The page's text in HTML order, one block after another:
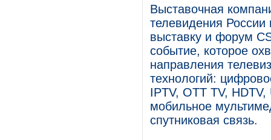
Выставочная
телевидения
выставку и форум
событие, которое
направления
технологий:
IPTV, OTT TV,
мобильное
спутниковая связь.